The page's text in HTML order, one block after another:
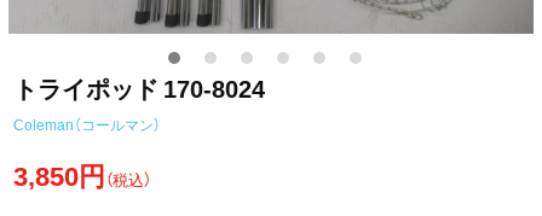
トライポッド 170-8024
Coleman（コールマン）
3,850円（税込）